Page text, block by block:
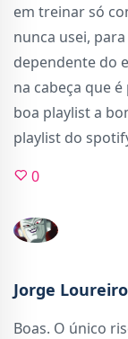
em treinar só
nunca usei,
dependente do
na cabeça que
boa playlist a
playlist do
0
Jorge
Boas. O único